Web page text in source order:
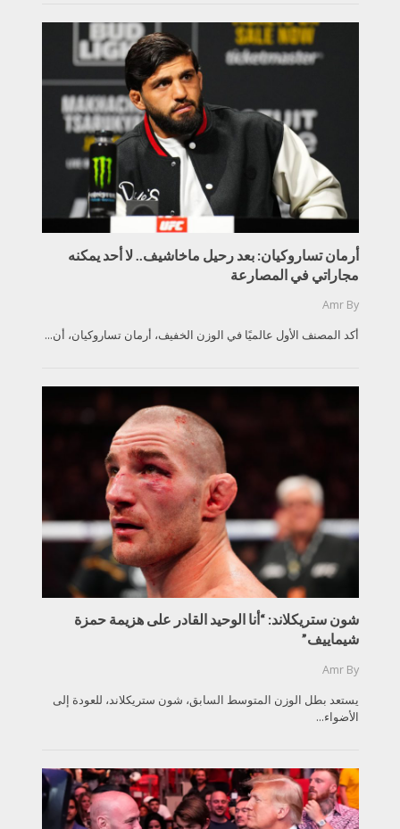
أرمان تساروكيان: بعد رحيل ماخاشيف.. لا أحد يمكنه
مجاراتي في المصارعة
By
Amr
أكد المصنف الأول عالميًا في الوزن الخفيف، أرمان تساروكيان، أن...
شون ستريكلاند: “أنا الوحيد القادر على هزيمة حمزة
شيماييف”
By
Amr
يستعد بطل الوزن المتوسط السابق، شون ستريكلاند، للعودة إلى
الأضواء...